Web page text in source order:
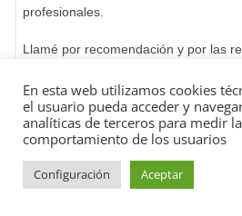
profesionales.
Llamé por recomendación y por las
además. Muchas gracias!
Muy buen trato , yo con la
Trato excepcional, muy atentas y
En esta web utilizamos cookies
el usuario pueda acceder y
analíticas de terceros para medir
comportamiento de los usuarios
Configuración Aceptar